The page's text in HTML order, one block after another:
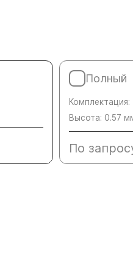
мрамора
гранита
красные
черные
серые
гранита
Полный
Комплектация:
Высота: 0.57
По